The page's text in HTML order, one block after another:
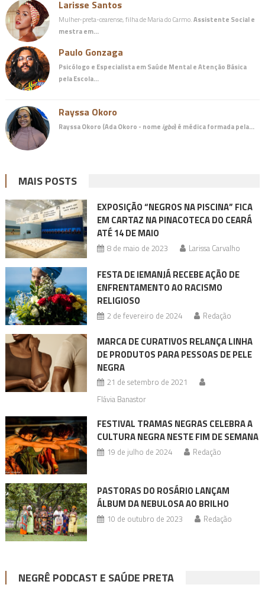
Larisse Santos
Mulher-preta-cearense, filha de Maria do Carmo.Assistente Social e
mestra em…
Paulo Gonzaga
Psicólogo e Especialista em Saúde Mental e Atenção Básica
pela Escola…
Rayssa Okoro
Rayssa Okoro (Ada Okoro - nome igbo) é médicaformada pela…
MAIS POSTS
EXPOSIÇÃO “NEGROS NA PISCINA” FICA
EM CARTAZ NA PINACOTECA DO CEARÁ
ATÉ 14 DE MAIO
8 de maio de 2023 Larissa Carvalho
FESTA DE IEMANJÁ RECEBE AÇÃO DE
ENFRENTAMENTO AO RACISMO
RELIGIOSO
2 de fevereiro de 2024 Redação
MARCA DE CURATIVOS RELANÇA LINHA
DE PRODUTOS PARA PESSOAS DE PELE
NEGRA
21 de setembro de 2021
Flávia Banastor
FESTIVAL TRAMAS NEGRAS CELEBRA A
CULTURA NEGRA NESTE FIM DE SEMANA
19 de julho de 2024 Redação
PASTORAS DO ROSÁRIO LANÇAM
ÁLBUM DA NEBULOSA AO BRILHO
10 de outubro de 2023 Redação
NEGRÊ PODCAST E SAÚDE PRETA